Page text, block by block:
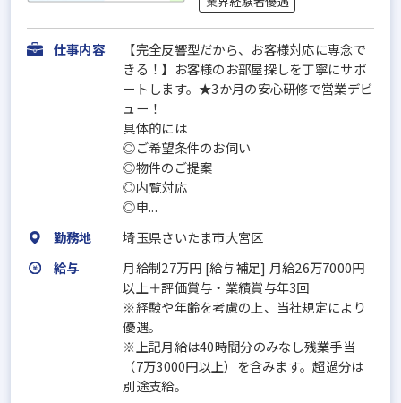
仕事内容
【完全反響型だから、お客様対応に専念で
きる！】お客様のお部屋探しを丁寧にサポ
ートします。★3か月の安心研修で営業デビ
ュー！
具体的には
◎ご希望条件のお伺い
◎物件のご提案
◎内覧対応
◎申...
勤務地
埼玉県さいたま市大宮区
給与
月給制27万円 [給与補足] 月給26万7000円
以上＋評価賞与・業績賞与年3回
※経験や年齢を考慮の上、当社規定により
優遇。
※上記月給は40時間分のみなし残業手当
（7万3000円以上）を含みます。超過分は
別途支給。